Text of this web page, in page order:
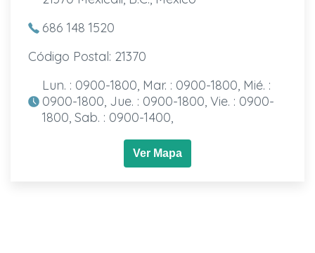
686 148 1520
Código Postal: 21370
Lun. : 0900-1800, Mar. : 0900-1800, Mié. :
0900-1800, Jue. : 0900-1800, Vie. : 0900-
1800, Sab. : 0900-1400,
Ver Mapa